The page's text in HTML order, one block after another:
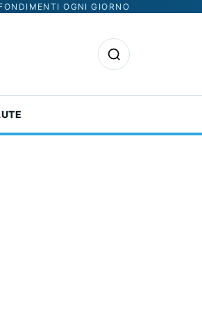
OGNI GIORNO
Apri la ricerca